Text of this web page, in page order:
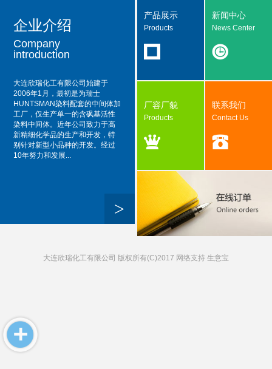
>
企业介绍
Company
introduction
大连欣瑞化工有限公司始建于
2006年1月，最初是为瑞士
HUNTSMAN染料配套的中间体加
工厂，仅生产单一的含砜基活性
染料中间体。近年公司致力于高
新精细化学品的生产和开发，特
别针对新型小品种的开发。经过
10年努力和发展...
产品展示
Products
新闻中心
News Center
厂容厂貌
Products
联系我们
Contact Us
大连欣瑞化工有限公司 版权所有(C)2017 网络支持 生意宝